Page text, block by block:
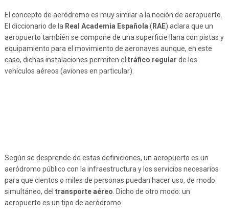
El concepto de aeródromo es muy similar a la noción de aeropuerto.
El diccionario de la Real Academia Española ( RAE) aclara que un
aeropuerto también se compone de una superficie llana con pistas y
equipamiento para el movimiento de aeronaves aunque, en este
caso, dichas instalaciones permiten el tráfico regular de los
vehículos aéreos (aviones en particular).
Según se desprende de estas definiciones, un aeropuerto es un
aeródromo público con la infraestructura y los servicios necesarios
para que cientos o miles de personas puedan hacer uso, de modo
simultáneo, del transporte aéreo . Dicho de otro modo: un
aeropuerto es un tipo de aeródromo.